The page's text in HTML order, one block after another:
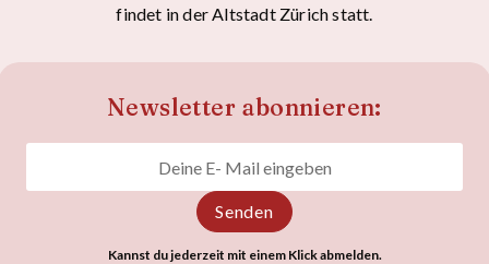
findet in der Altstadt Zürich statt.
Newsletter abonnieren:
Kannst du jederzeit mit einem Klick abmelden.